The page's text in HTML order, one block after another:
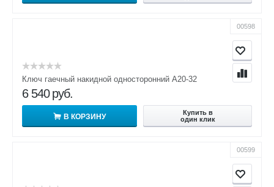
00598
Ключ гаечный накидной односторонний А20-32
6 540 руб.
В КОРЗИНУ
Купить в
один клик
00599